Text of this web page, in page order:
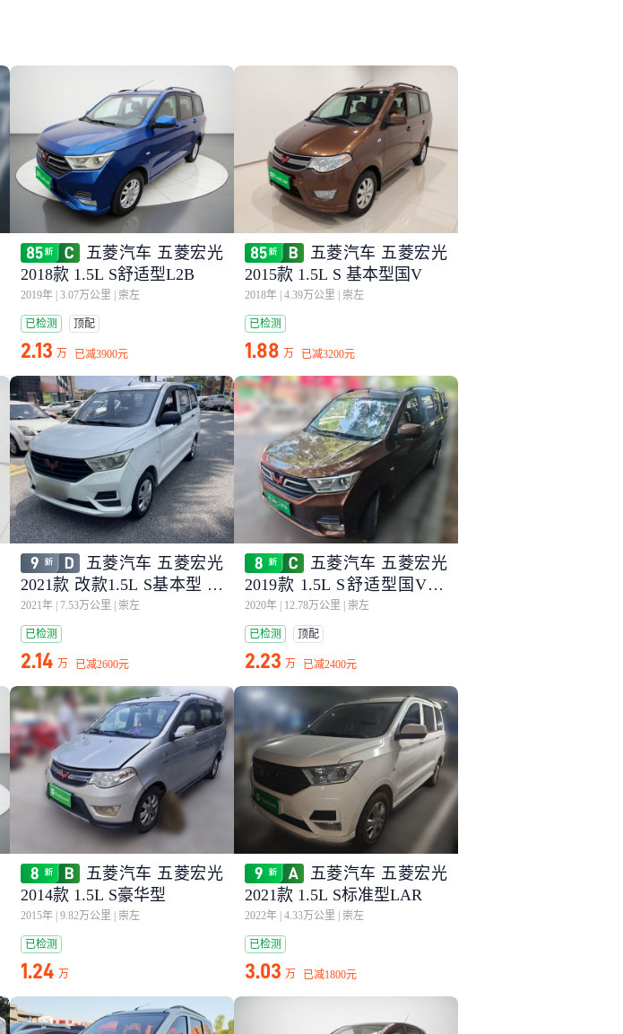
五菱汽车 五菱宏光
2018款 1.5L S舒适型L2B
2019年 3.07万公里 崇左
已检测 顶配
2.13 万 已减3900元
五菱汽车 五菱宏光
2015款 1.5L S 基本型国V
2018年 4.39万公里 崇左
已检测
1.88 万 已减3200元
五菱汽车 五菱宏光
2021款 改款1.5L S基本型 电
动助力LAR
2021年 7.53万公里 崇左
已检测
2.14 万 已减2600元
五菱汽车 五菱宏光
2019款 1.5L S舒适型国VI L
AR
2020年 12.78万公里 崇左
已检测 顶配
2.23 万 已减2400元
五菱汽车 五菱宏光
2014款 1.5L S豪华型
2015年 9.82万公里 崇左
已检测
1.24 万
五菱汽车 五菱宏光
2021款 1.5L S标准型LAR
2022年 4.33万公里 崇左
已检测
3.03 万 已减1800元